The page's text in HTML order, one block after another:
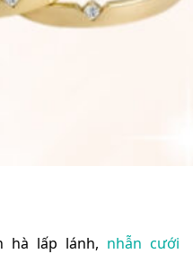
hà lấp lánh, nhẫn cưới